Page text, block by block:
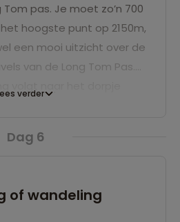
pas. Je moet zo’n 700
hoogste punt op 2150m,
een mooi uitzicht over de
van de Long Tom Pas.
verder
Dag 6
of wandeling